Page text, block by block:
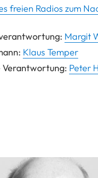
freien Radios zum
Margit
Klaus Temper
Verantwortung: Peter
um Ewald Volk